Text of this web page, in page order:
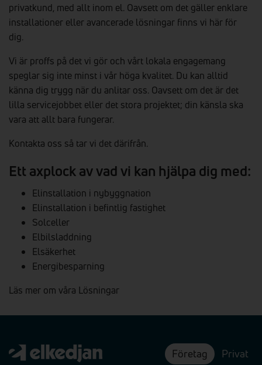
privatkund, med allt inom el. Oavsett om det gäller enklare
installationer eller avancerade lösningar finns vi här för
dig.
Vi är proffs på det vi gör och vårt lokala engagemang
speglar sig inte minst i vår höga kvalitet. Du kan alltid
känna dig trygg när du anlitar oss. Oavsett om det är det
lilla servicejobbet eller det stora projektet; din känsla ska
vara att allt bara fungerar.
Kontakta oss så tar vi det därifrån.
Ett axplock av vad vi kan hjälpa dig med:
Elinstallation i nybyggnation
Elinstallation i befintlig fastighet
Solceller
Elbilsladdning
Elsäkerhet
Energibesparning
Läs mer om våra Lösningar
Företag Privat